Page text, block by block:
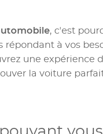
, c'est
à vos
une expérience
la voiture